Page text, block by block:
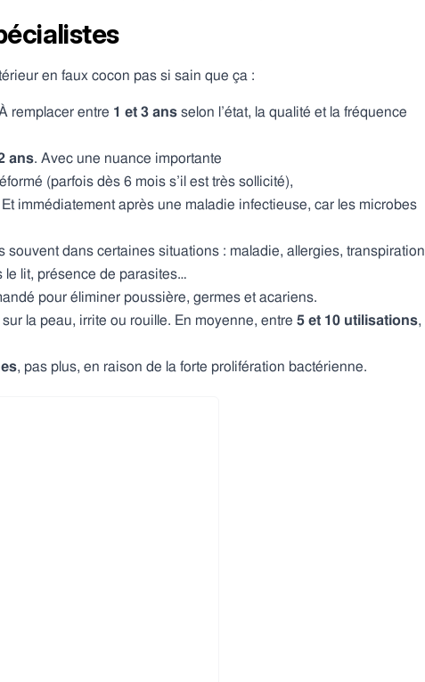
en faux cocon pas si sain que ça :
remplacer entre 1 et 3 ans selon l’état, la qualité et la fréquence
ans. Avec une nuance importante
(parfois dès 6 mois s’il est très sollicité),
Et immédiatement après une maladie infectieuse, car les microbes
souvent dans certaines situations : maladie, allergies, transpiration
le lit, présence de parasites…
pour éliminer poussière, germes et acariens.
la peau, irrite ou rouille. En moyenne, entre 5 et 10 utilisations,
, pas plus, en raison de la forte prolifération bactérienne.